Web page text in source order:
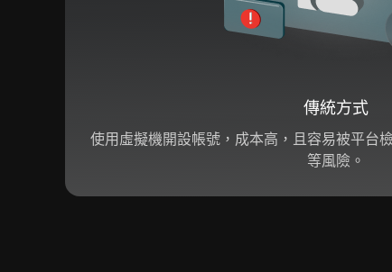
傳統方式
使用虛擬機開設帳號，成本高，且容易被平台
等風險。